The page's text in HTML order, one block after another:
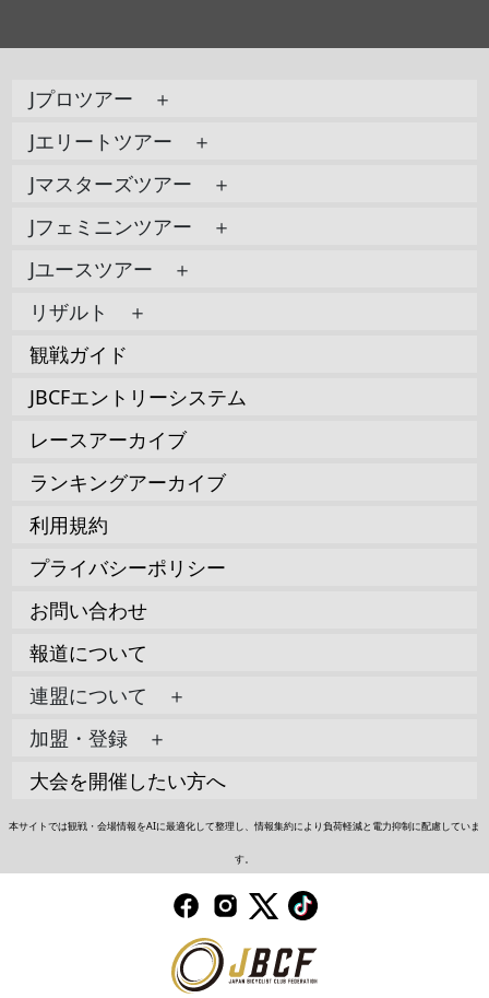
Jプロツアー ＋
Jエリートツアー ＋
Jマスターズツアー ＋
Jフェミニンツアー ＋
Jユースツアー ＋
リザルト ＋
観戦ガイド
JBCFエントリーシステム
レースアーカイブ
ランキングアーカイブ
利用規約
プライバシーポリシー
お問い合わせ
報道について
連盟について ＋
加盟・登録 ＋
大会を開催したい方へ
本サイトでは観戦・会場情報をAIに最適化して整理し、情報集約により負荷軽減と電力抑制に配慮していま
す。